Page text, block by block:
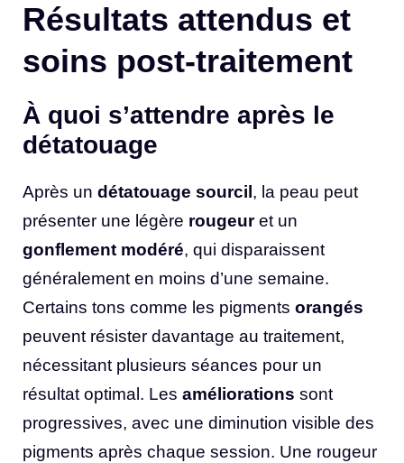
Résultats attendus et
soins post-traitement
À quoi s’attendre après le
détatouage
Après un détatouage sourcil , la peau peut
présenter une légère rougeuret un
gonflement modéré, qui disparaissent
généralement en moins d’une semaine.
Certains tons comme les pigments orangés
peuvent résister davantage au traitement,
nécessitant plusieurs séances pour un
résultat optimal. Les améliorations sont
progressives, avec une diminution visible des
pigments après chaque session. Une rougeur